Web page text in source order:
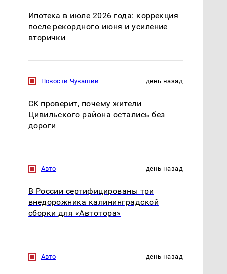
Как выглядит место
крушение вертолета на
На Урале из казны
были украдены 18
миллионов рублей
Ипотека в июле 2026 года: коррекция
после рекордного июня и усиление
вторички
Новости Чувашии день назад
СК проверит, почему жители
Цивильского района остались без
дороги
Авто день назад
В России сертифицированы три
внедорожника калининградской
сборки для «Автотора»
Авто день назад